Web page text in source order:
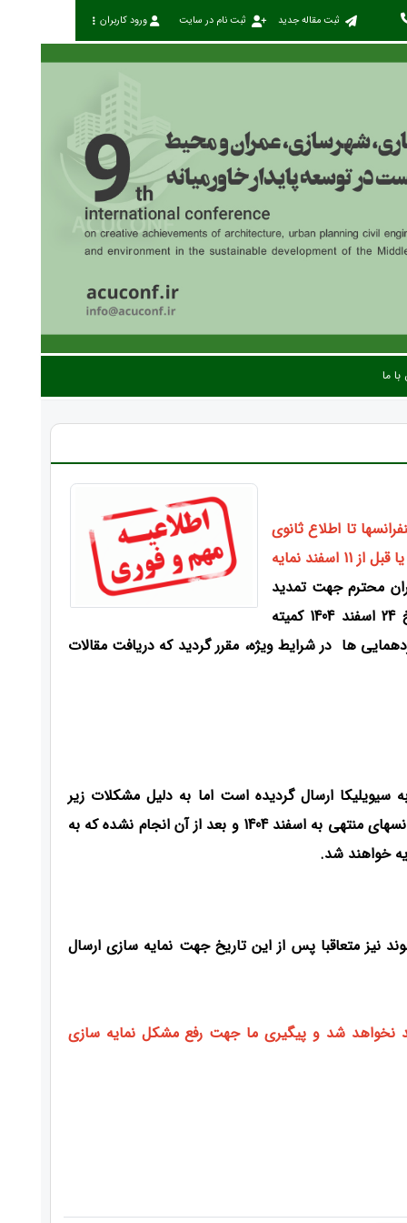
ثبت مقاله جدید ثبت نام در سایت ورود کاربران
ما
تا اطلاع ثانوی
از سوی سیویلیکا (کنفرانسهای قابل مشاهده روی این وبسایت یا تمدید یا قبل از 11 اسفند نمایه
محترم جهت تمدید
زمان ارسال مقالات برای این دوره، پیرو جلسه شماره 111/39 به تاریخ 24 اسفند 1404 کمیته
ها در شرایط ویژه، مقرر گردید که دریافت مقالات
سیویلیکا ارسال گردیده است اما به دلیل مشکلات زیر
ساختی این پایگاه از تاریخ 11 اسفند تا کنون نمایه سازی برای کلیه کنفرانسهای منتهی به اسفند 1404 و بعد از آن انجام نشده که به
خواهند شد.
نیز متعاقبا پس از این تاریخ جهت نمایه سازی ارسال
به هیچ عنوان تمدید نخواهد شد و پیگیری ما جهت رفع مشکل نمایه سازی